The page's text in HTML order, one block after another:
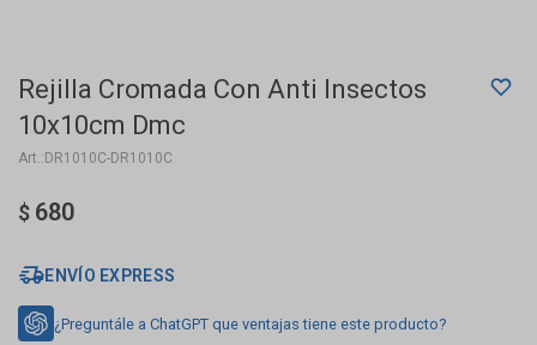
Rejilla Cromada Con Anti Insectos
10x10cm Dmc
DR1010C-DR1010C
$ 680
ENVÍO EXPRESS
¿Preguntále a ChatGPT que ventajas tiene este producto?